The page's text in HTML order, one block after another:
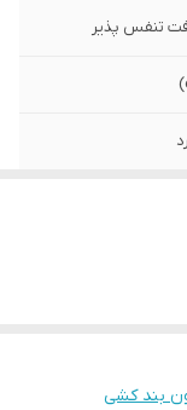
تنفس پذیر
بند کشی